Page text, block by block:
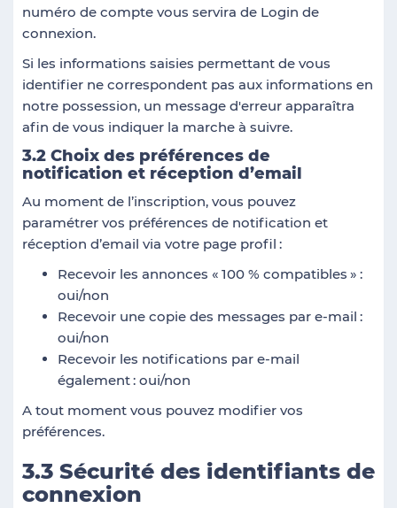
numéro de compte vous servira de Login de
connexion.
Si les informations saisies permettant de vous
identifier ne correspondent pas aux informations en
notre possession, un message d'erreur apparaîtra
afin de vous indiquer la marche à suivre.
3.2 Choix des préférences de
notification et réception d’email
Au moment de l’inscription, vous pouvez
paramétrer vos préférences de notification et
réception d’email via votre page profil :
Recevoir les annonces « 100 % compatibles » :
oui/non
Recevoir une copie des messages par e-mail :
oui/non
Recevoir les notifications par e-mail
également: oui/non
A tout moment vous pouvez modifier vos
préférences.
3.3 Sécurité des identifiants de
connexion